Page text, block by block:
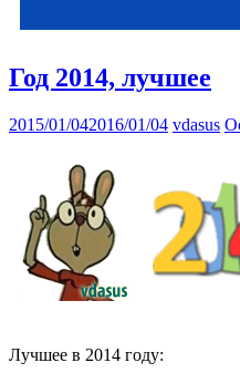
Год 2014, лучшее
2015/01/042016/01/04 vdasus
Лучшее в 2014 году: